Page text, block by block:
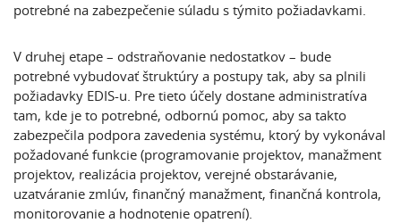
potrebné na zabezpečenie súladu s týmito požiadavkami.
V druhej etape – odstraňovanie nedostatkov – bude
potrebné vybudovať štruktúry a postupy tak, aby sa plnili
požiadavky EDIS-u. Pre tieto účely dostane administratíva
tam, kde je to potrebné, odbornú pomoc, aby sa takto
zabezpečila podpora zavedenia systému, ktorý by vykonával
požadované funkcie (programovanie projektov, manažment
projektov, realizácia projektov, verejné obstarávanie,
uzatváranie zmlúv, finančný manažment, finančná kontrola,
monitorovanie a hodnotenie opatrení).